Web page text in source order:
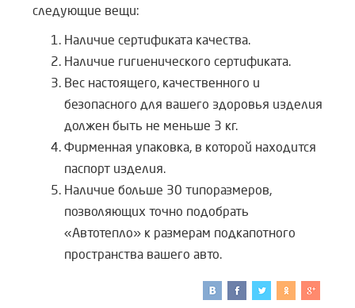
следующие вещи:
Наличие сертификата качества.
Наличие гигиенического сертификата.
Вес настоящего, качественного и
безопасного для вашего здоровья изделия
должен быть не меньше 3 кг.
Фирменная упаковка, в которой находится
паспорт изделия.
Наличие больше 30 типоразмеров,
позволяющих точно подобрать
«Автотепло» к размерам подкапотного
пространства вашего авто.